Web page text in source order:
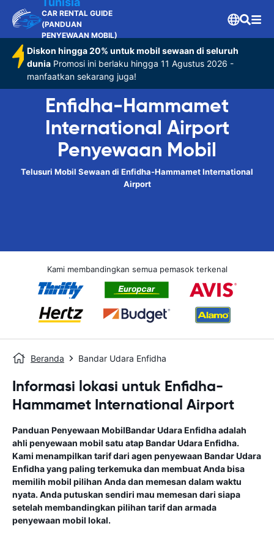
CAR RENTAL GUIDE
(PANDUAN
PENYEWAAN MOBIL)
Diskon hingga 20% untuk mobil sewaan di seluruh
dunia Promosi ini berlaku hingga 11 Agustus 2026 -
manfaatkan sekarang juga!
Enfidha-Hammamet
International Airport
Penyewaan Mobil
Telusuri Mobil Sewaan di Enfidha-Hammamet International
Airport
Kami membandingkan semua pemasok terkenal
Beranda Bandar Udara Enfidha
Informasi lokasi untuk Enfidha-
Hammamet International Airport
Panduan Penyewaan MobilBandar Udara Enfidhaadalah
ahli penyewaan mobil satu atapBandar Udara Enfidha.
Kami menampilkan tarif dari agen penyewaan Bandar Udara
Enfidhayang paling terkemuka dan membuat Anda bisa
memilih mobil pilihan Anda dan memesan dalam waktu
nyata. Anda putuskan sendiri mau memesan dari siapa
setelah membandingkan pilihan tarif dan armada
penyewaan mobil lokal.